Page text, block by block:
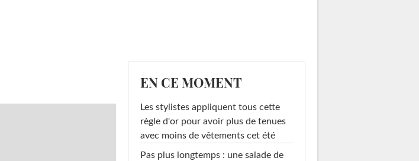
EN CE MOMENT
Les stylistes appliquent tous cette
règle d'or pour avoir plus de tenues
avec moins de vêtements cet été
Pas plus longtemps : une salade de